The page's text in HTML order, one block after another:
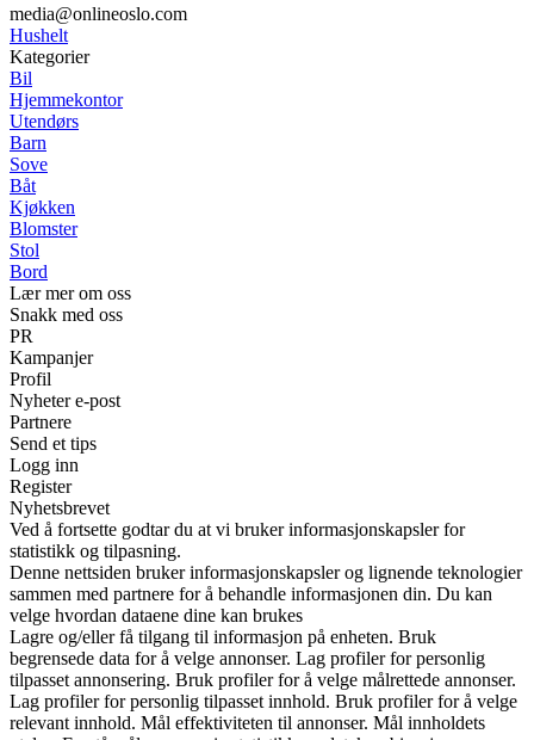
media@onlineoslo.com
Hushelt
Kategorier
Bil
Hjemmekontor
Utendørs
Barn
Sove
Båt
Kjøkken
Blomster
Stol
Bord
Lær mer om oss
Snakk med oss
PR
Kampanjer
Profil
Nyheter e-post
Partnere
Send et tips
Logg inn
Register
Nyhetsbrevet
Ved å fortsette godtar du at vi bruker informasjonskapsler for
statistikk og tilpasning.
Denne nettsiden bruker informasjonskapsler og lignende teknologier
sammen med partnere for å behandle informasjonen din. Du kan
velge hvordan dataene dine kan brukes
Lagre og/eller få tilgang til informasjon på enheten. Bruk
begrensede data for å velge annonser. Lag profiler for personlig
tilpasset annonsering. Bruk profiler for å velge målrettede annonser.
Lag profiler for personlig tilpasset innhold. Bruk profiler for å velge
relevant innhold. Mål effektiviteten til annonser. Mål innholdets